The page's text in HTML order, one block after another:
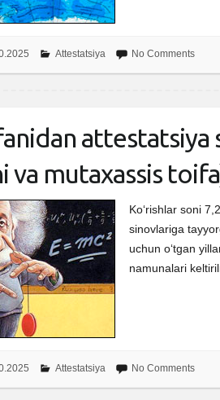
Attestatsiya No Comments
attestatsiya
va mutaxassis
Ko‘rishlar soni
sinovlariga
uchun o‘tgan
namunalari
Attestatsiya No Comments